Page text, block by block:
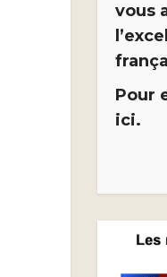
vous
Pour
ici.